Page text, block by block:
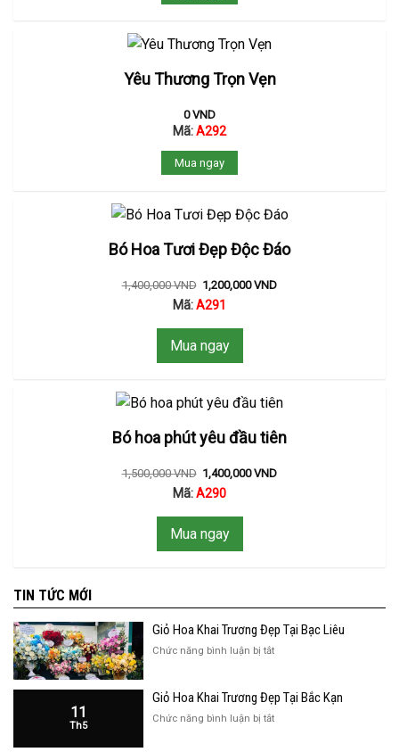
Yêu Thương Trọn Vẹn
0VND
Mã:A292
Mua ngay
Bó Hoa Tươi Đẹp Độc Đáo
1,400,000VND 1,200,000VND
Mã:A291
Mua ngay
Bó hoa phút yêu đầu tiên
1,500,000VND 1,400,000VND
Mã:A290
Mua ngay
TIN TỨC MỚI
Giỏ Hoa Khai Trương Đẹp Tại Bạc Liêu
Chức năng bình luận bị tắtở
Khai
Đẹp
11
Th5
Giỏ Hoa Khai Trương Đẹp Tại Bắc Kạn
Chức năng bình luận bị tắtở